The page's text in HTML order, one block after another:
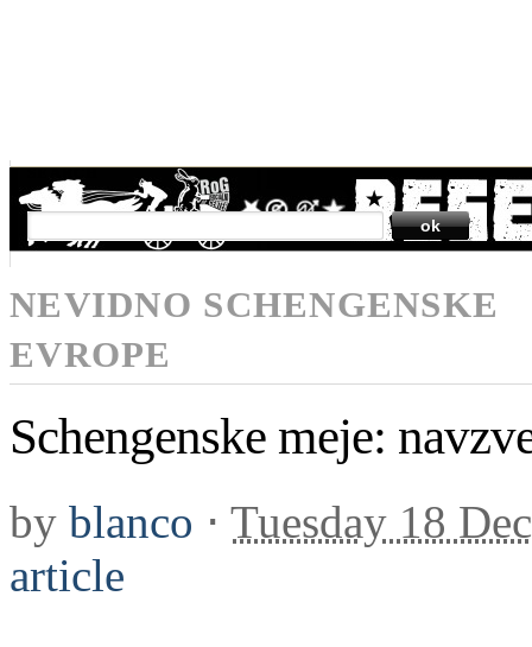
SEARCH
NEVIDNO SCHENGENSKE
EVROPE
Schengenske meje:
by blanco ⋅ Tuesday 18
article